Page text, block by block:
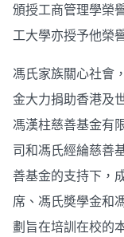
頒授工商管理學榮
工大學亦授予他榮
馮氏家族關心社會
金大力捐助香港及
馮漢柱慈善基金有
司和馮氏經綸慈善
善基金的支持下，
席、馮氏奬學金和
劃旨在培訓在校的